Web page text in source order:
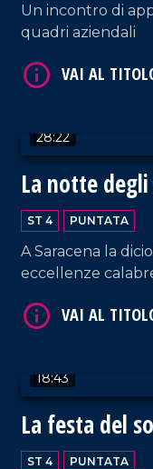
Un incontro di
quadri aziendali
28:22
La notte degli
ST 4 PUNTATA
A Saracena la
eccellenze
18:43
La festa del
ST 4 PUNTATA
VAI AL TITOLO
VAI AL TITOLO